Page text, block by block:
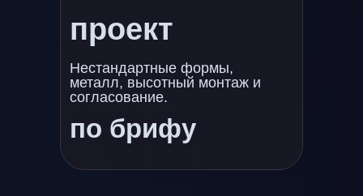
проект
по брифу
Нестандартные формы,
металл, высотный монтаж и
согласование.